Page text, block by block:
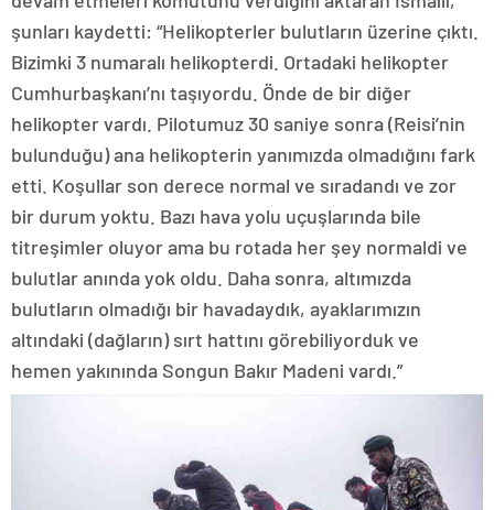
şunları kaydetti: “Helikopterler bulutların üzerine çıktı.
Bizimki 3 numaralı helikopterdi. Ortadaki helikopter
Cumhurbaşkanı’nı taşıyordu. Önde de bir diğer
helikopter vardı. Pilotumuz 30 saniye sonra (Reisi’nin
bulunduğu) ana helikopterin yanımızda olmadığını fark
etti. Koşullar son derece normal ve sıradandı ve zor
bir durum yoktu. Bazı hava yolu uçuşlarında bile
titreşimler oluyor ama bu rotada her şey normaldi ve
bulutlar anında yok oldu. Daha sonra, altımızda
bulutların olmadığı bir havadaydık, ayaklarımızın
altındaki (dağların) sırt hattını görebiliyorduk ve
hemen yakınında Songun Bakır Madeni vardı.”